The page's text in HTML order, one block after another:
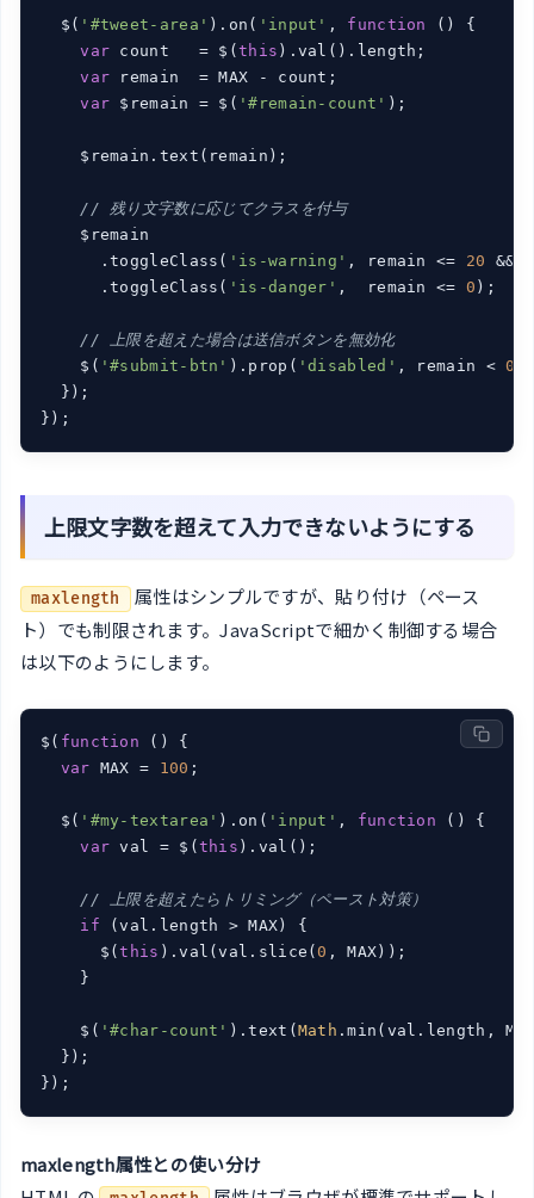
  $(
'#tweet-area' ).on( 'input' , function ( ) {
var count   = $(this ).val().length;
var remain  = MAX - count;
var $remain = $( '#remain-count' );
    $remain.text(remain);
// 残り文字数に応じてクラスを付与
    $remain
      .toggleClass(
'is-warning' , remain <= 20
&&
      .toggleClass(
'is-danger' ,  remain <= 0 );
// 上限を超えた場合は送信ボタンを無効化
    $(
'#submit-btn' ).prop( 'disabled' , remain < 0
  });
});
上限文字数を超えて入力できないようにする
maxlength
属性はシンプルですが、貼り付け（ペース
ト）でも制限されます。JavaScriptで細かく制御する場合
は以下のようにします。
$( function ( ) {
var MAX = 100 ;
  $(
'#my-textarea' ).on( 'input' , function ( ) {
var val = $( this ).val();
// 上限を超えたらトリミング（ペースト対策）
if (val.length > MAX) {
      $(
this ).val(val.slice(0 , MAX));
    }
    $(
'#char-count' ).text( Math .min(val.length,
  });
});
maxlength属性との使い分け